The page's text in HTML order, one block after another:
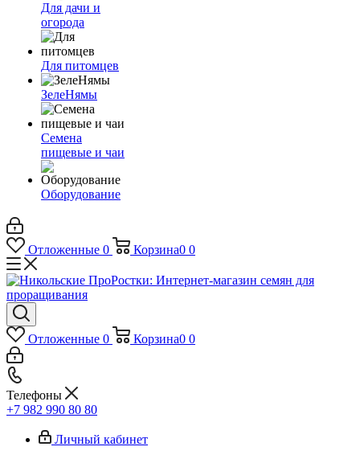
Для дачи и
огорода
Для питомцев
ЗелеНямы
Семена
пищевые и чаи
Оборудование
Отложенные 0 Корзина0 0
Отложенные 0 Корзина0 0
Телефоны
+7 982 990 80 80
Личный кабинет